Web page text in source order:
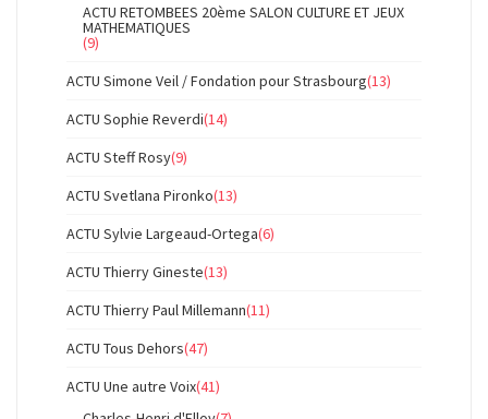
ACTU RETOMBEES 20ème SALON CULTURE ET JEUX
MATHEMATIQUES
(9)
ACTU Simone Veil / Fondation pour Strasbourg(13)
ACTU Sophie Reverdi(14)
ACTU Steff Rosy(9)
ACTU Svetlana Pironko(13)
ACTU Sylvie Largeaud-Ortega(6)
ACTU Thierry Gineste(13)
ACTU Thierry Paul Millemann(11)
ACTU Tous Dehors(47)
ACTU Une autre Voix(41)